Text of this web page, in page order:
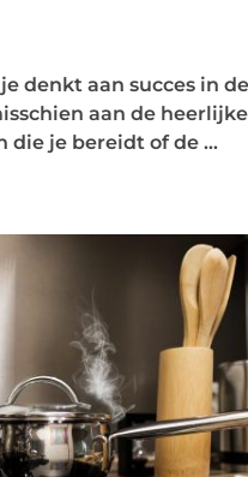
denkt aan succes in
aan de heerlijke
die je bereidt of de ...